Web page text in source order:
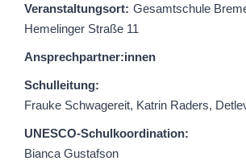
Veranstaltungsort: Gesamtschule
Hemelinger Straße 11
Ansprechpartner:innen
Schulleitung:
Frauke Schwagereit, Katrin Raders,
UNESCO-Schulkoordination:
Bianca Gustafson